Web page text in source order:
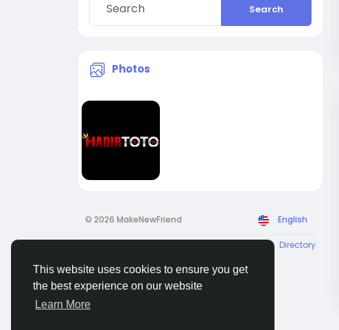
This website uses cookies to ensure you get
the best experience on our website
Learn More
Search
Photos
© 2026 MakeNewFriend English
Directory